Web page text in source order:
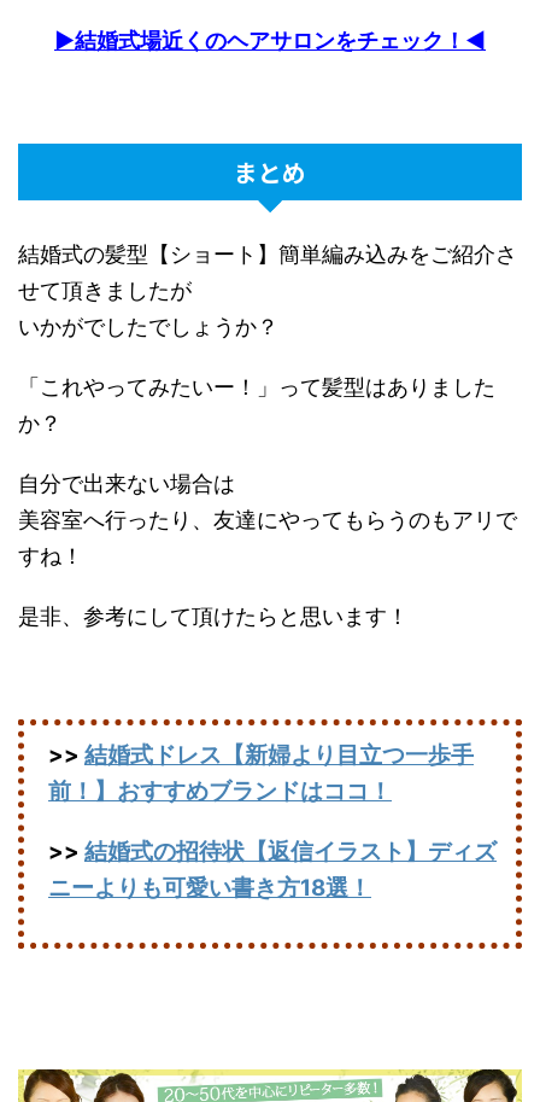
▶︎結婚式場近くのヘアサロンをチェック！◀︎
まとめ
結婚式の髪型【ショート】簡単編み込みをご紹介さ
せて頂きましたが
いかがでしたでしょうか？
「これやってみたいー！」って髪型はありました
か？
自分で出来ない場合は
美容室へ行ったり、友達にやってもらうのもアリで
すね！
是非、参考にして頂けたらと思います！
>> 結婚式ドレス【新婦より目立つ一歩手
前！】おすすめブランドはココ！
>> 結婚式の招待状【返信イラスト】ディズ
ニーよりも可愛い書き方18選！